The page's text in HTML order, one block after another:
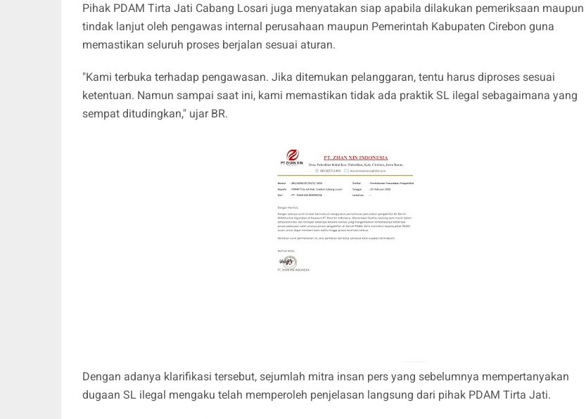
Pihak PDAM Tirta Jati Cabang Losari juga menyatakan siap apabila dilakukan pemeriksaan maupun
tindak lanjut oleh pengawas internal perusahaan maupun Pemerintah Kabupaten Cirebon guna
memastikan seluruh proses berjalan sesuai aturan.
"Kami terbuka terhadap pengawasan. Jika ditemukan pelanggaran, tentu harus diproses sesuai
ketentuan. Namun sampai saat ini, kami memastikan tidak ada praktik SL ilegal sebagaimana yang
sempat ditudingkan," ujar BR.
Dengan adanya klarifikasi tersebut, sejumlah mitra insan pers yang sebelumnya mempertanyakan
dugaan SL ilegal mengaku telah memperoleh penjelasan langsung dari pihak PDAM Tirta Jati.